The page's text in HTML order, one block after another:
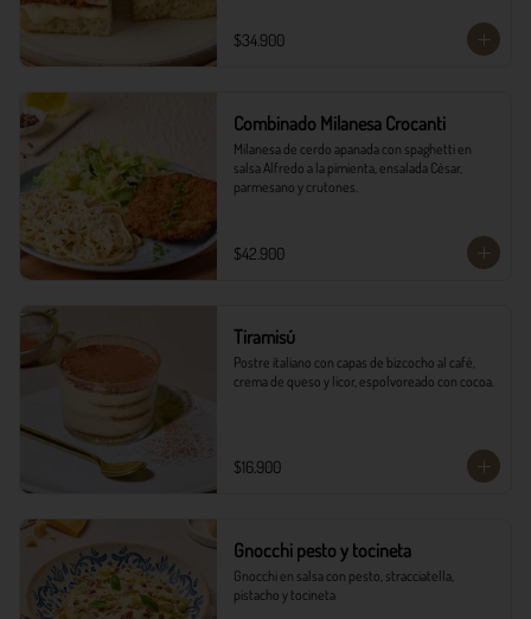
$34.900
Combinado Milanesa Crocanti
Milanesa de cerdo apanada con spaghetti en
salsa Alfredo a la pimienta, ensalada César,
parmesano y crutones.
$42.900
Tiramisú
Postre italiano con capas de bizcocho al café,
crema de queso y licor, espolvoreado con cocoa.
$16.900
Gnocchi pesto y tocineta
Gnocchi en salsa con pesto, stracciatella,
pistacho y tocineta